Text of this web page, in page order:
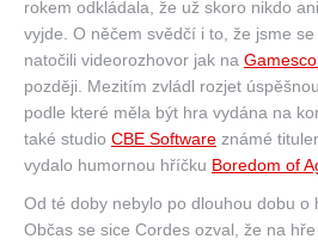
rokem odkládala, že už skoro nikdo
vyjde. O něčem svědčí i to, že jsme
natočili videorozhovor jak na
později. Mezitím zvládl rozjet úspěšnou
podle které měla být hra vydána na
také studio CBE Software známé
vydalo humornou hříčku Boredom of
Od té doby nebylo po dlouhou dobu o
Občas se sice Cordes ozval, že na